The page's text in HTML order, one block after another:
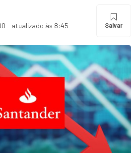
- atualizado às 8:45 Salvar